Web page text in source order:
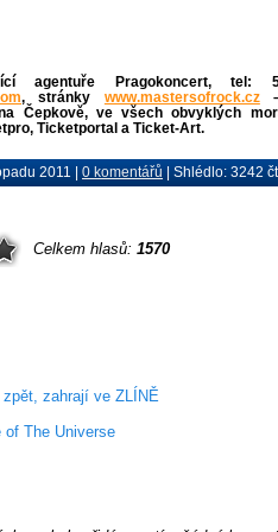
agentuře Pragokoncert, tel:
, stránky www.mastersofrock.cz–
Čepkově, ve všech obvyklých
Ticketportal a Ticket-Art.
2011 | 0 komentářů | Shlédlo: 3242
Celkem hlasů: 1570
zpět, zahrají ve ZLÍNĚ
of The Universe